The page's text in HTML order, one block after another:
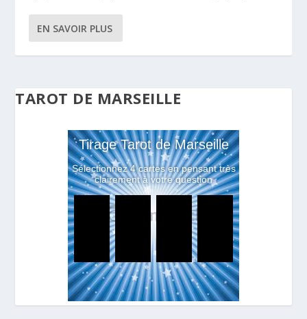
EN SAVOIR PLUS
TAROT DE MARSEILLE